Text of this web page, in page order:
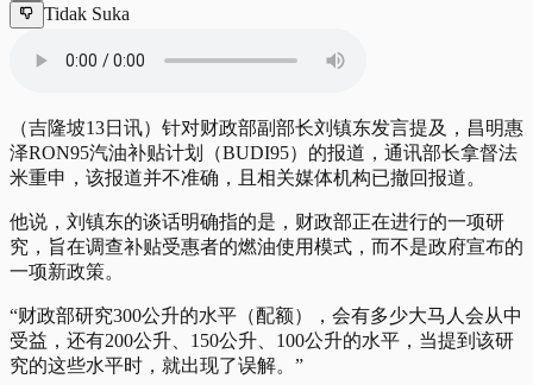
Tidak Suka
（吉隆坡13日讯）针对财政部副部长刘镇东发言提及，昌明惠
泽RON95汽油补贴计划（BUDI95）的报道，通讯部长拿督法
米重申，该报道并不准确，且相关媒体机构已撤回报道。
他说，刘镇东的谈话明确指的是，财政部正在进行的一项研
究，旨在调查补贴受惠者的燃油使用模式，而不是政府宣布的
一项新政策。
“财政部研究300公升的水平（配额），会有多少大马人会从中
受益，还有200公升、150公升、100公升的水平，当提到该研
究的这些水平时，就出现了误解。”